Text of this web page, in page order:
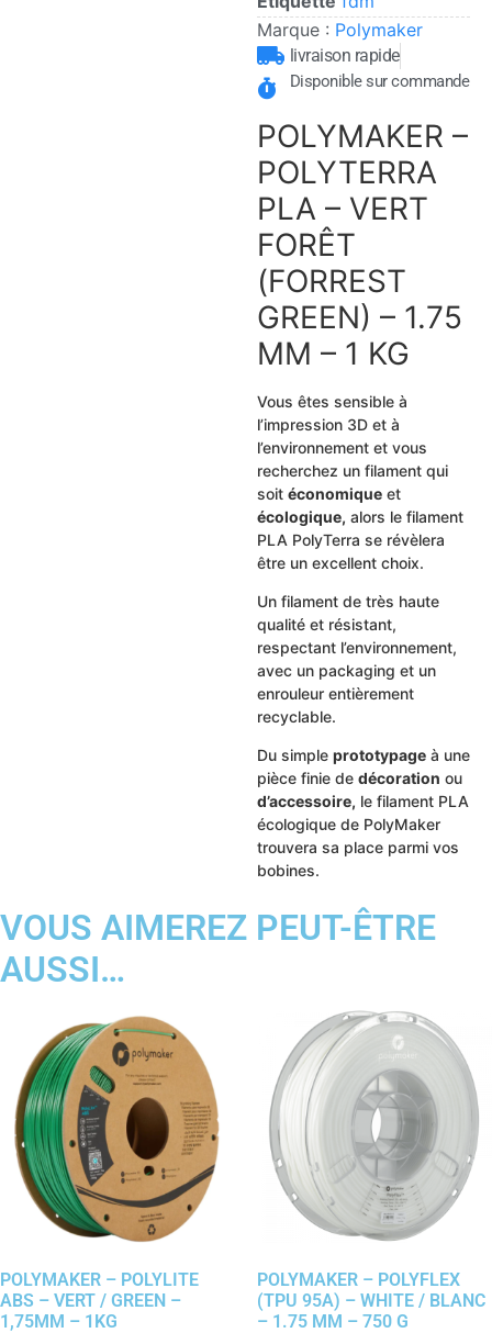
Marque : Polymaker
livraison rapide
Disponible sur commande
POLYMAKER –
POLYTERRA
PLA – VERT
FORÊT
(FORREST
GREEN) – 1.75
MM – 1 KG
Vous êtes sensible à
l’impression 3D et à
l’environnement et vous
recherchez un filament qui
soit économiqueet
écologique, alors le filament
PLA PolyTerra se révèlera
être un excellent choix.
Un filament de très haute
qualité et résistant,
respectant l’environnement,
avec un packaging et un
enrouleur entièrement
recyclable.
Du simple prototypageà une
pièce finie de décoration ou
d’accessoire, le filament PLA
écologique de PolyMaker
trouvera sa place parmi vos
bobines.
VOUS AIMEREZ PEUT-ÊTRE
AUSSI…
POLYMAKER – POLYLITE
ABS – VERT / GREEN –
1,75MM – 1KG
POLYMAKER – POLYFLEX
(TPU 95A) – WHITE / BLANC
– 1.75 MM – 750 G